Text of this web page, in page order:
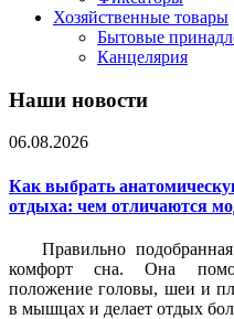
Хозяйственные товары
Бытовые
Канцелярия
Наши новости
06.08.2026
Как выбрать
отдыха: чем отличаются
Правильно
комфорт сна. Она
положение головы, шеи и
в мышцах и делает отдых